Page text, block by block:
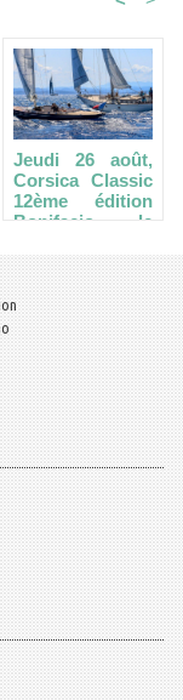
Jeudi 26 août,
Corsica Classic
12ème édition
Bonifacio le